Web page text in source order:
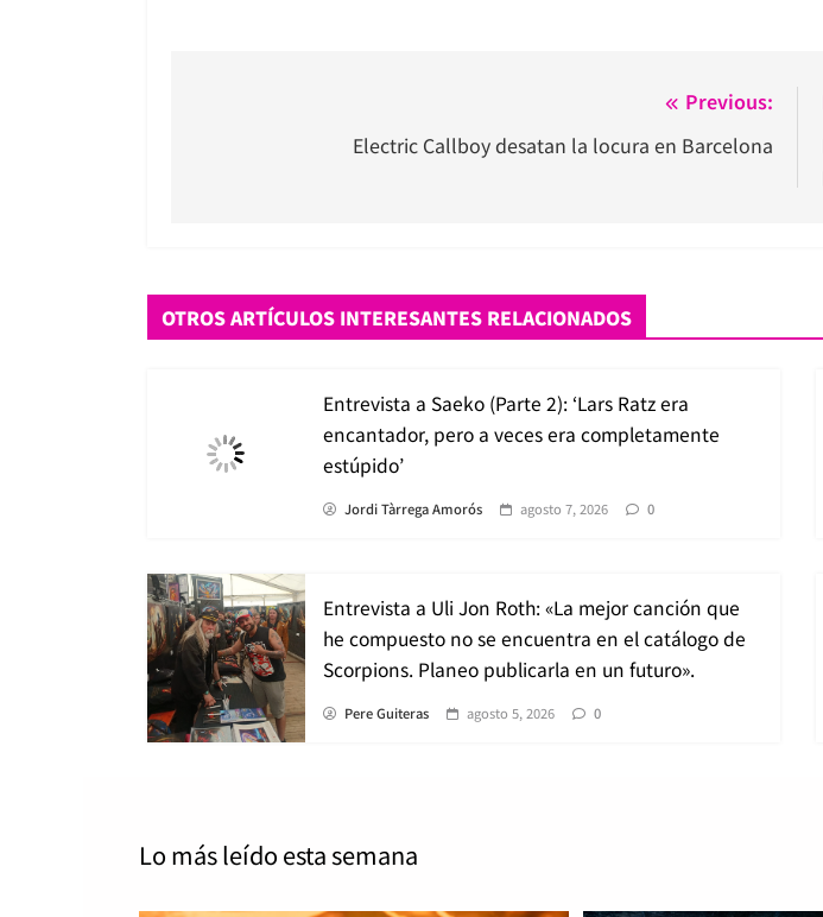
Previous:
Electric Callboy desatan la locura en Barcelona
OTROS ARTÍCULOS INTERESANTES RELACIONADOS
Entrevista a Saeko (Parte 2): ‘Lars Ratz era
encantador, pero a veces era completamente
estúpido’
Jordi Tàrrega Amorós agosto 7, 2026 0
Entrevista a Uli Jon Roth: «La mejor canción que
he compuesto no se encuentra en el catálogo de
Scorpions. Planeo publicarla en un futuro».
Pere Guiteras agosto 5, 2026 0
Lo más leído esta semana